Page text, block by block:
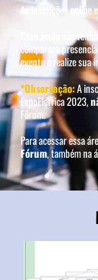
As inscrições online
Caso ainda não
compareça
evento e realize sua
*Observação:A
ExpoElétrica 2023,
Fórum.
Para acessar essa
Fórum, também na